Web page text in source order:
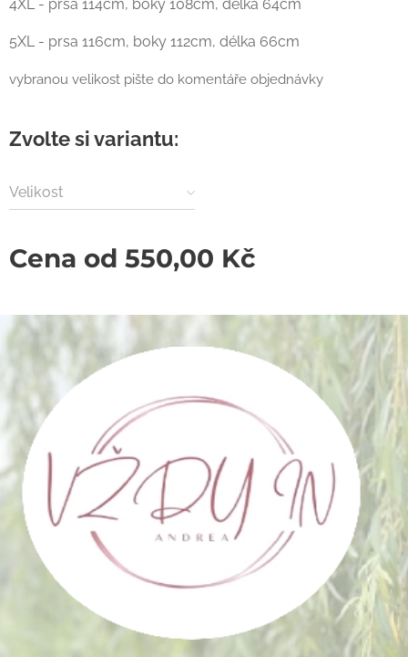
4XL - prsa 114cm, boky 108cm, délka 64cm
5XL - prsa 116cm, boky 112cm, délka 66cm
vybranou velikost pište do komentáře objednávky
Zvolte si variantu:
Velikost
Cena od 550,00 Kč